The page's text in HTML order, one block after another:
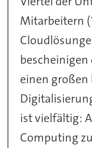
Mitarbeitern
einen großen
ist vielfältig:
Computing